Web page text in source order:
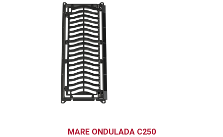
MARE ONDULADA C250